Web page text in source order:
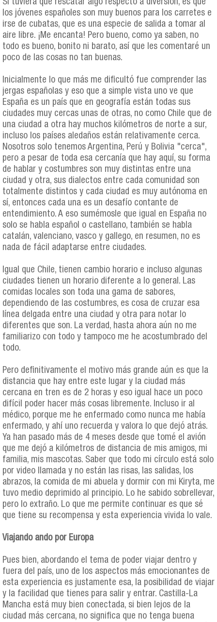
Si tuviera que rescatar algo respecto a diversión, es que
los jóvenes españoles son muy buenos para los carretes e
irse de cubatas, que es una especie de salida a tomar al
aire libre. ¡Me encanta! Pero bueno, como ya saben, no
todo es bueno, bonito ni barato, así que les comentaré un
poco de las cosas no tan buenas.
Inicialmente lo que más me dificultó fue comprender las
jergas españolas y eso que a simple vista uno ve que
España es un país que en geografía están todas sus
ciudades muy cercas unas de otras, no como Chile que de
una ciudad a otra hay muchos kilómetros de norte a sur,
incluso los países aledaños están relativamente cerca.
Nosotros solo tenemos Argentina, Perú y Bolivia "cerca",
pero a pesar de toda esa cercanía que hay aquí, su forma
de hablar y costumbres son muy distintas entre una
ciudad y otra, sus dialectos entre cada comunidad son
totalmente distintos y cada ciudad es muy autónoma en
sí, entonces cada una es un desafío contante de
entendimiento. A eso sumémosle que igual en España no
solo se habla español o castellano, también se habla
catalán, valenciano, vasco y gallego, en resumen, no es
nada de fácil adaptarse entre ciudades.
Igual que Chile, tienen cambio horario e incluso algunas
ciudades tienen un horario diferente a lo general. Las
comidas locales son toda una gama de sabores,
dependiendo de las costumbres, es cosa de cruzar esa
línea delgada entre una ciudad y otra para notar lo
diferentes que son. La verdad, hasta ahora aún no me
familiarizo con todo y tampoco me he acostumbrado del
todo.
Pero definitivamente el motivo más grande aún es que la
distancia que hay entre este lugar y la ciudad más
cercana en tren es de 2 horas y eso igual hace un poco
difícil poder hacer más cosas libremente. Incluso ir al
médico, porque me he enfermado como nunca me había
enfermado, y ahí uno recuerda y valora lo que dejó atrás.
Ya han pasado más de 4 meses desde que tomé el avión
que me dejó a kilómetros de distancia de mis amigos, mi
familia, mis mascotas. Saber que todo mi círculo está solo
por video llamada y no están las risas, las salidas, los
abrazos, la comida de mi abuela y dormir con mi Kiryta, me
tuvo medio deprimido al principio. Lo he sabido sobrellevar,
pero lo extraño. Lo que me permite continuar es que sé
que tiene su recompensa y esta experiencia vivida lo vale.
Viajando ando por Europa
Pues bien, abordando el tema de poder viajar dentro y
fuera del país, uno de los aspectos más emocionantes de
esta experiencia es justamente esa, la posibilidad de viajar
y la facilidad que tienes para salir y entrar. Castilla-La
Mancha está muy bien conectada, si bien lejos de la
ciudad más cercana, no significa que no tenga buena